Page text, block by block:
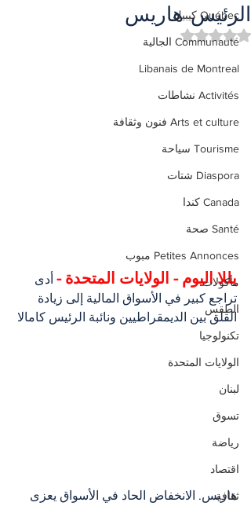
Québec كيبيك
Communauté الجالية
Libanais de Montreal
Activités نشاطات
Arts et culture فنون وثقافة
Tourisme سياحة
Diaspora شتات
Canada كندا
Santé صحة
Petites Annonces مبوب
مأكولات
الطقس
تكنولوجيا
الولايات المتحدة
لبنان
تسوق
رياضة
اقتصاد
ثقافة
الرئيس هاريس
تم التقييم بـ ليس رقمًا من أصل 5 نجوم.
يللا اليوم - الولايات المتحدة - أدى
تراجع كبير في الأسواق المالية إلى زيادة
القلق بين الديمقراطيين ونائبة الرئيس كامالا
هاريس. الانخفاض الحاد في الأسواق يعزى